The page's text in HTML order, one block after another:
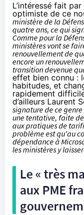
L’intéressé fait
optimiste de ce
ministère de la
quatre ans, ce qui
Comme pour la
ministères vont se
renouvellement de
encore un
transition devenue
effet bien connu :
habitudes, et
rapidement
d’ailleurs Laurent
signature de ce
une tentative, faite
aux pratiques de
problème est qu'au
dépendance à
les ministères y
Le « très
aux PME